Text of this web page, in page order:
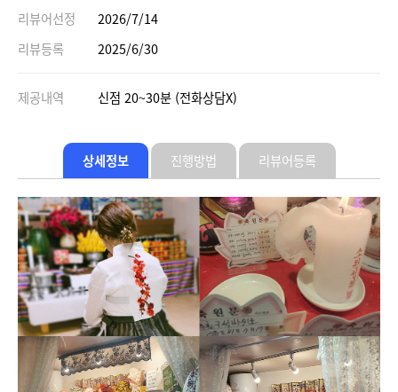
리뷰어선정
2026/7/14
리뷰등록
2025/6/30
제공내역 신점 20~30분 (전화상담X)
상세정보 진행방법 리뷰어등록